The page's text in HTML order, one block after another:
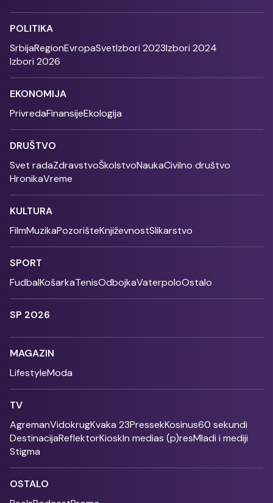
POLITIKA
SrbijaRegionEvropaSvetIzbori 2023Izbori 2024
Izbori 2026
EKONOMIJA
PrivredaFinansijeEkologija
DRUŠTVO
Svet radaZdravstvoŠkolstvoNaukaCivilno društvo
HronikaVreme
KULTURA
FilmMuzikaPozorišteKnjiževnostSlikarstvo
SPORT
FudbalKošarkaTenisOdbojkaVaterpoloOstalo
SP 2026
MAGAZIN
LifestyleModa
TV
AgremanVidokrugKvaka 23PressekKosinus60 sekundi
DestinacijaReflektorKioskIn medias (p)resMladi i mediji
Stigma
OSTALO